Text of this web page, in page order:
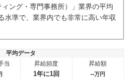
ング・専門事務所）」業界の平均
水準で、業界内でも非常に高い年収
平均データ
当 昇給頻度
1年に1回
昇給額
--万円